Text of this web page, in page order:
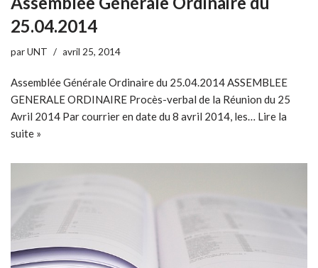
25.04.2014
parUNT avril 25, 2014
Assemblée Générale Ordinaire du 25.04.2014 ASSEMBLEE
GENERALE ORDINAIRE Procès-verbal de la Réunion du 25
Avril 2014 Par courrier en date du 8 avril 2014, les… Lire la
suite »